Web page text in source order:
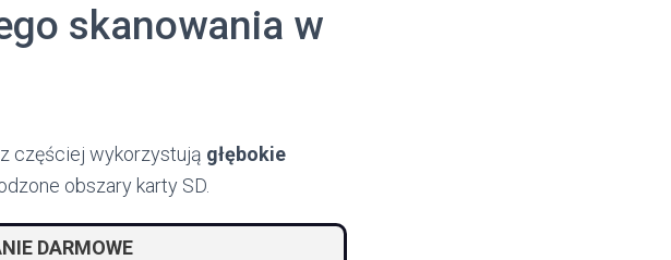
skanowania w
częściej wykorzystują głębokie
obszary karty SD.
DARMOWE